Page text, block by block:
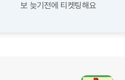
보 늦기전에 티켓팅해요